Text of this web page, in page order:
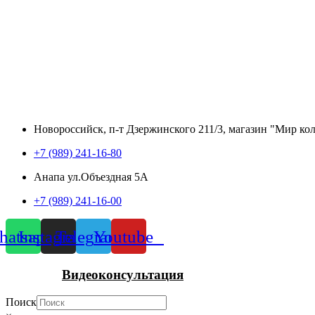
Новороссийск, п-т Дзержинского 211/3, магазин "Мир
+7 (989) 241-16-80
Анапа ул.Объездная 5А
+7 (989) 241-16-00
InstagramTelegramYoutube
Видеоконсультация
Поиск